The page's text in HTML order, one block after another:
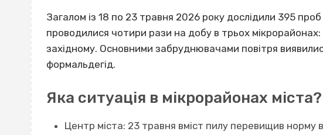
Загалом із 18 по 23 травня 2026 року дослідили 395
проводилися чотири рази на добу в трьох
західному. Основними забруднювачами повітря
формальдегід.
Яка ситуація в мікрорайонах міста?
Центр міста: 23 травня вміст пилу перевищив норму